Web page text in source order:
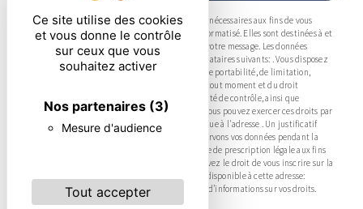
Ce site utilise des cookies
et vous donne le contrôle
sur ceux que vous
souhaitez activer
Nos partenaires (3)
Mesure d'audience
Tout accepter
** Les données personnelles communiquées sont nécessaires aux fins de vous
contacter et sont enregistrées dans un fichier informatisé. Elles sont destinées à et
ses sous-traitants dans le seul but de répondre à votre message. Les données
collectées seront communiquées aux seuls destinataires suivants: . Vous disposez
de droits d’accès, de rectification, d’effacement, de portabilité, de limitation,
d’opposition, de retrait de votre consentement à tout moment et du droit
d’introduire une réclamation auprès d’une autorité de contrôle, ainsi que
d’organiser le sort de vos données post-mortem. Vous pouvez exercer ces droits par
voie postale à l'adresse ou par courrier électronique à l'adresse . Un justificatif
d'identité pourra vous être demandé. Nous conservons vos données pendant la
période de prise de contact puis pendant la durée de prescription légale aux fins
probatoires et de gestion des contentieux. Vous avez le droit de vous inscrire sur la
liste d'opposition au démarchage téléphonique, disponible à cette adresse:
Bloctel.gouv.fr. Consultez le site cnil.fr pour plus d’informations sur vos droits.